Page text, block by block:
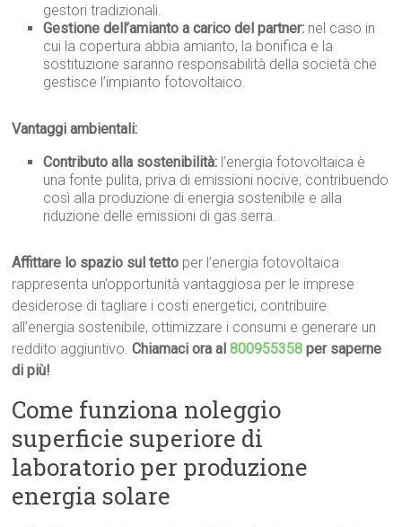
gestori tradizionali.
Gestione dell’amianto a carico del partner: nel caso in
cui la copertura abbia amianto, la bonifica e la
sostituzione saranno responsabilità della società che
gestisce l’impianto fotovoltaico.
Vantaggi ambientali:
Contributo alla sostenibilità: l’energia fotovoltaica è
una fonte pulita, priva di emissioni nocive, contribuendo
così alla produzione di energia sostenibile e alla
riduzione delle emissioni di gas serra.
Affittare lo spazio sul tetto per l’energia fotovoltaica
rappresenta un’opportunità vantaggiosa per le imprese
desiderose di tagliare i costi energetici, contribuire
all’energia sostenibile, ottimizzare i consumi e generare un
reddito aggiuntivo.Chiamaci ora al800955358 per saperne
di più!
Come funziona noleggio
superficie superiore di
laboratorio per produzione
energia solare